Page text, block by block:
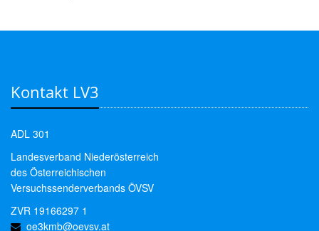
Kontakt LV3
ADL 301
Landesverband Niederösterreich
des Österreichischen
Versuchssenderverbands ÖVSV
ZVR 19166297 1
oe3kmb@oevsv.at